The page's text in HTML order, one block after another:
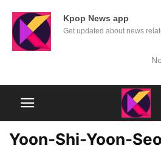
Kpop News app
Get updated about news
Yoon-Shi-Yoon-